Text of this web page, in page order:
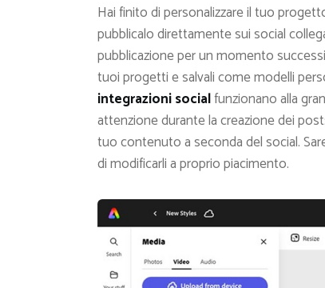
Hai finito di personalizzare il tuo
pubblicalo direttamente sui social
pubblicazione per un momento
tuoi progetti e salvali come modelli
integrazioni socialfunzionano alla
attenzione durante la creazione dei
tuo contenuto a seconda del social.
di modificarli a proprio piacimento.